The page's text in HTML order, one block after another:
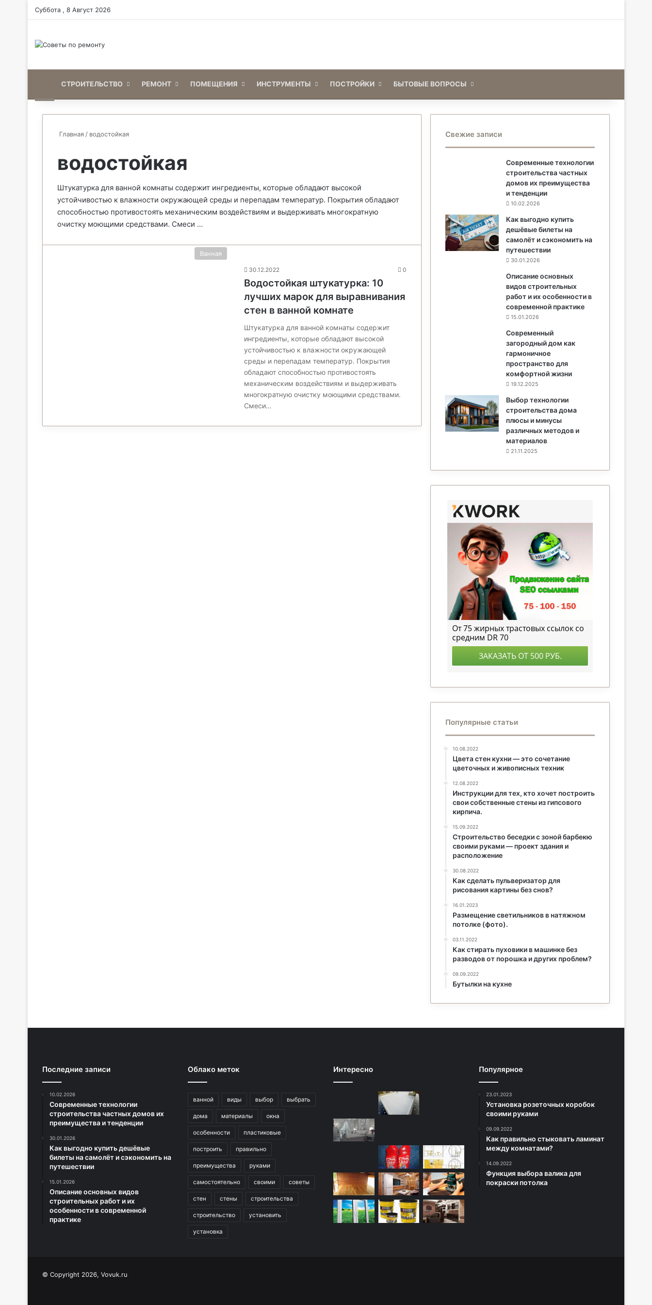
Суббота , 8 Август 2026
HomeСТРОИТЕЛЬСТВО РЕМОНТ ПОМЕЩЕНИЯ ИНСТРУМЕНТЫ ПОСТРОЙКИ БЫТОВЫЕ ВОПРОСЫ
Главная / водостойкая
водостойкая
Штукатурка для ванной комнаты содержит ингредиенты, которые обладают высокой
устойчивостью к влажности окружающей среды и перепадам температур. Покрытия обладают
способностью противостоять механическим воздействиям и выдерживать многократную
очистку моющими средствами. Смеси …
Ванная
30.12.2022 0
Водостойкая штукатурка: 10
лучших марок для выравнивания
стен в ванной комнате
Штукатурка для ванной комнаты содержит
ингредиенты, которые обладают высокой
устойчивостью к влажности окружающей
среды и перепадам температур. Покрытия
обладают способностью противостоять
механическим воздействиям и выдерживать
многократную очистку моющими средствами.
Смеси…
Свежие записи
Современные технологии
строительства частных
домов их преимущества
и тенденции
10.02.2026
Как выгодно купить
дешёвые билеты на
самолёт и сэкономить на
путешествии
30.01.2026
Описание основных
видов строительных
работ и их особенности в
современной практике
15.01.2026
Современный
загородный дом как
гармоничное
пространство для
комфортной жизни
19.12.2025
Выбор технологии
строительства дома
плюсы и минусы
различных методов и
материалов
21.11.2025
Популярные статьи
10.08.2022
Цвета стен кухни — это сочетание
цветочных и живописных техник
12.08.2022
Инструкции для тех, кто хочет построить
свои собственные стены из гипсового
кирпича.
15.09.2022
Строительство беседки с зоной барбекю
своими руками — проект здания и
расположение
30.08.2022
Как сделать пульверизатор для
рисования картины без снов?
16.01.2023
Размещение светильников в натяжном
потолке (фото).
03.11.2022
Как стирать пуховики в машинке без
разводов от порошка и других проблем?
09.09.2022
Бутылки на кухне
Последние записи
10.02.2026
Современные технологии
строительства частных домов их
преимущества и тенденции
30.01.2026
Как выгодно купить дешёвые
билеты на самолёт и сэкономить на
путешествии
15.01.2026
Описание основных видов
строительных работ и их
особенности в современной
практике
Облако меток
ванной виды выбор выбрать
дома материалы окна
особенности пластиковые
построить правильно
преимущества руками
самостоятельно своими советы
стен стены строительства
строительство установить
установка
Интересно Популярное
23.01.2023
Установка розеточных коробок
своими руками
09.09.2022
Как правильно стыковать ламинат
между комнатами?
14.09.2022
Функция выбора валика для
покраски потолка
© Copyright 2026, Vovuk.ru